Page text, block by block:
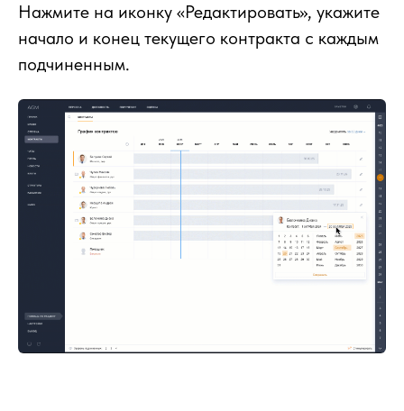
Нажмите на иконку «Редактировать», укажите
начало и конец текущего контракта с каждым
подчиненным.